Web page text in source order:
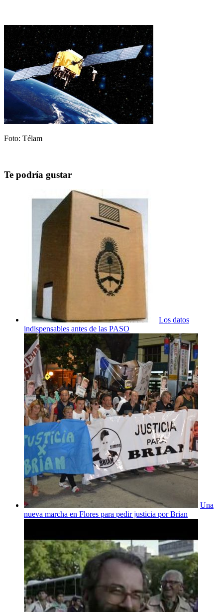
Foto: Télam
Te podría gustar
Los datos
indispensables antes de las PASO
Una
nueva marcha en Flores para pedir justicia por Brian